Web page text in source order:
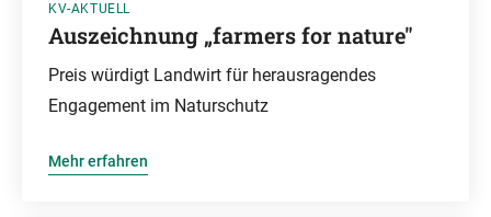
KV-AKTUELL
Auszeichnung „farmers for nature"
Preis würdigt Landwirt für herausragendes
Engagement im Naturschutz
Mehr erfahren